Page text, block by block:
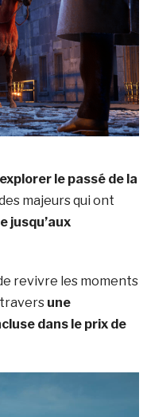
explorer le passé de la
majeurs qui ont
jusqu’aux
revivre les moments
une
dans le prix de